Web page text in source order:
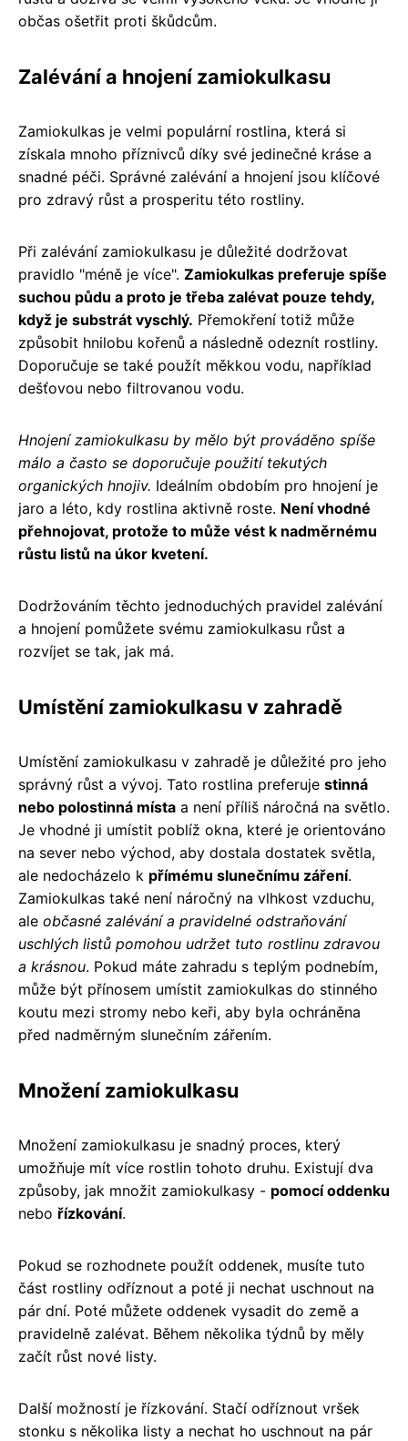
občas ošetřit proti škůdcům.
Zalévání a hnojení zamiokulkasu
Zamiokulkas je velmi populární rostlina, která si
získala mnoho příznivců díky své jedinečné kráse a
snadné péči. Správné zalévání a hnojení jsou klíčové
pro zdravý růst a prosperitu této rostliny.
Při zalévání zamiokulkasu je důležité dodržovat
pravidlo "méně je více". Zamiokulkas preferuje spíše
suchou půdu a proto je třeba zalévat pouze tehdy,
když je substrát vyschlý. Přemokření totiž může
způsobit hnilobu kořenů a následně odeznít rostliny.
Doporučuje se také použít měkkou vodu, například
dešťovou nebo filtrovanou vodu.
Hnojení zamiokulkasu by mělo být prováděno spíše
málo a často se doporučuje použití tekutých
organických hnojiv. Ideálním obdobím pro hnojení je
jaro a léto, kdy rostlina aktivně roste. Není vhodné
přehnojovat, protože to může vést k nadměrnému
růstu listů na úkor kvetení.
Dodržováním těchto jednoduchých pravidel zalévání
a hnojení pomůžete svému zamiokulkasu růst a
rozvíjet se tak, jak má.
Umístění zamiokulkasu v zahradě
Umístění zamiokulkasu v zahradě je důležité pro jeho
správný růst a vývoj. Tato rostlina preferuje stinná
nebo polostinná místa a není příliš náročná na světlo.
Je vhodné ji umístit poblíž okna, které je orientováno
na sever nebo východ, aby dostala dostatek světla,
ale nedocházelo k přímému slunečnímu záření.
Zamiokulkas také není náročný na vlhkost vzduchu,
ale občasné zalévání a pravidelné odstraňování
uschlých listů pomohou udržet tuto rostlinu zdravou
a krásnou. Pokud máte zahradu s teplým podnebím,
může být přínosem umístit zamiokulkas do stinného
koutu mezi stromy nebo keři, aby byla ochráněna
před nadměrným slunečním zářením.
Množení zamiokulkasu
Množení zamiokulkasu je snadný proces, který
umožňuje mít více rostlin tohoto druhu. Existují dva
způsoby, jak množit zamiokulkasy - pomocí oddenku
nebo řízkování.
Pokud se rozhodnete použít oddenek, musíte tuto
část rostliny odříznout a poté ji nechat uschnout na
pár dní. Poté můžete oddenek vysadit do země a
pravidelně zalévat. Během několika týdnů by měly
začít růst nové listy.
Další možností je řízkování. Stačí odříznout vršek
stonku s několika listy a nechat ho uschnout na pár